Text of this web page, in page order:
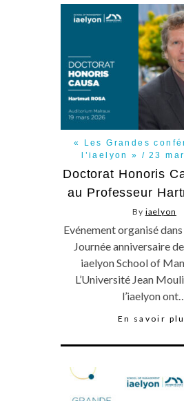
« Les Grandes
l’iaelyon »
23
Doctorat Honoris
au Professeur
By iaelyon
Evénement organisé
Journée anniversaire
iaelyon School of
L’Université Jean
l’iaelyon
En savoir